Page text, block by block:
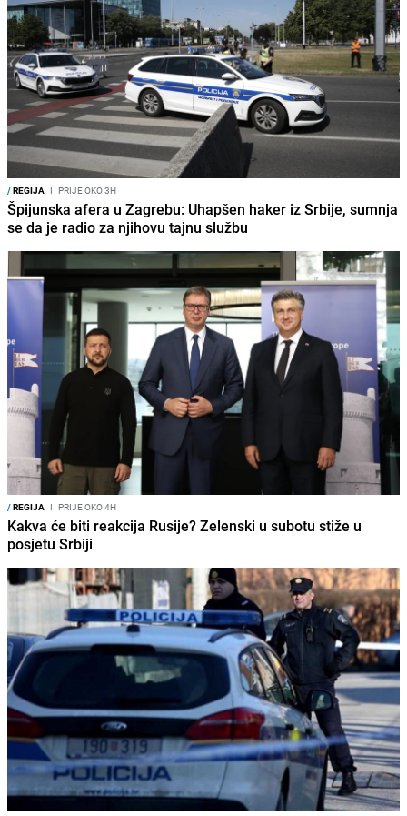
/REGIJA I PRIJE OKO 3H
Špijunska afera u Zagrebu: Uhapšen haker iz Srbije, sumnja
se da je radio za njihovu tajnu službu
/REGIJA I PRIJE OKO 4H
Kakva će biti reakcija Rusije? Zelenski u subotu stiže u
posjetu Srbiji